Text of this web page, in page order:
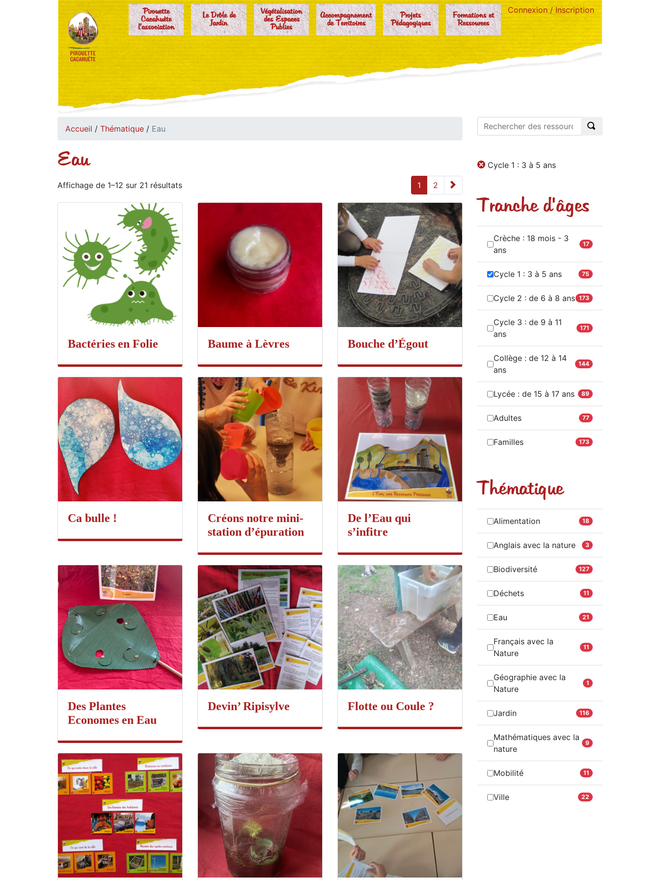
Pirouette
Cacahuète
l'association
Le Drôle de
Jardin
Végétalisation
des Espaces
Publics
Accompagnement
de Territoires
Projets
Pédagogiques
Formations et
Ressources
Connexion / Inscription
Accueil / Thématique / Eau
Eau
Affichage de 1–12 sur 21 résultats 1 2
Bactéries en Folie Baume à Lèvres Bouche d’Égout
Ca bulle !
Créons notre mini-
station d’épuration
De l’Eau qui
s’infitre
Des Plantes
Economes en Eau
Devin’ Ripisylve Flotte ou Coule ?
Cycle 1 : 3 à 5 ans
Tranche d'âges
Crèche : 18 mois - 3
ans
17
Cycle 1 : 3 à 5 ans 75
Cycle 2 : de 6 à 8 ans 173
Cycle 3 : de 9 à 11
ans
171
Collège : de 12 à 14
ans
144
Lycée : de 15 à 17 ans 89
Adultes 77
Familles 173
Thématique
Alimentation 18
Anglais avec la nature 3
Biodiversité 127
Déchets 11
Eau 21
Français avec la
Nature
11
Géographie avec la
Nature
1
Jardin 116
Mathématiques avec la
nature
9
Mobilité 11
Ville 22